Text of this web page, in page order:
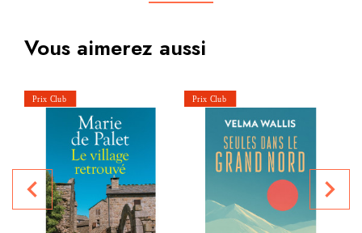
Vous aimerez aussi
navigate_before navigate_next